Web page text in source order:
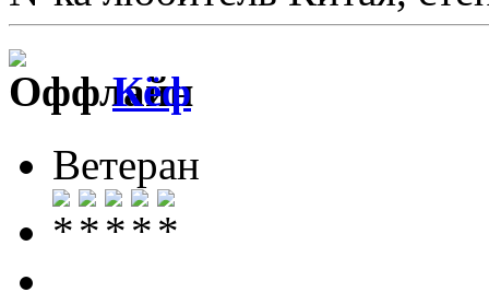
Кёф
Ветеран